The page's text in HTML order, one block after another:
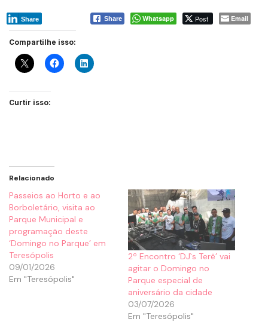
Share Whatsapp Post Email
Share
Compartilhe isso:
Curtir isso:
Relacionado
Passeios ao Horto e ao
Borboletário, visita ao
Parque Municipal e
programação deste
‘Domingo no Parque’ em
Teresópolis
09/01/2026
Em "Teresópolis"
2º Encontro ‘DJ`s Terê’ vai
agitar o Domingo no
Parque especial de
aniversário da cidade
03/07/2026
Em "Teresópolis"